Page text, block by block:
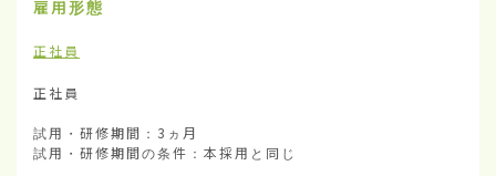
雇用形態
正社員
正社員
試用・研修期間：3ヵ月
試用・研修期間の条件：本採用と同じ